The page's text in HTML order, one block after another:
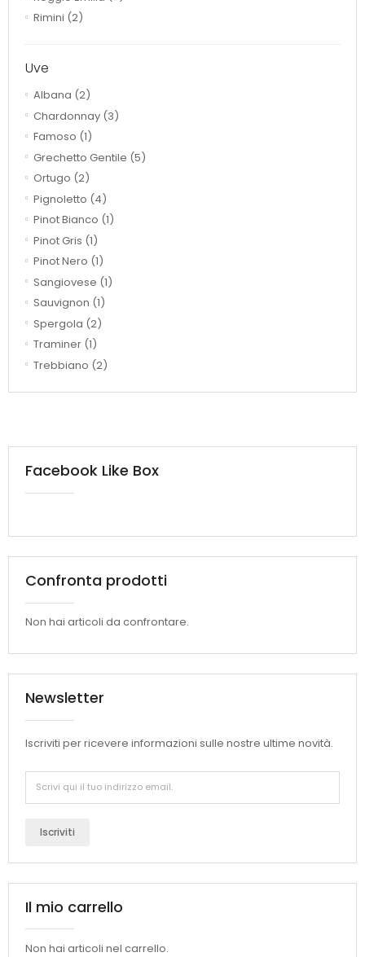
Rimini (2)
Uve
Albana (2)
Chardonnay (3)
Famoso (1)
Grechetto Gentile (5)
Ortugo (2)
Pignoletto (4)
Pinot Bianco (1)
Pinot Gris (1)
Pinot Nero (1)
Sangiovese (1)
Sauvignon (1)
Spergola (2)
Traminer (1)
Trebbiano (2)
Facebook Like Box
Confronta prodotti
Non hai articoli da confrontare.
Newsletter
Iscriviti per ricevere informazioni sulle nostre ultime novità.
Iscriviti
Il mio carrello
Non hai articoli nel carrello.